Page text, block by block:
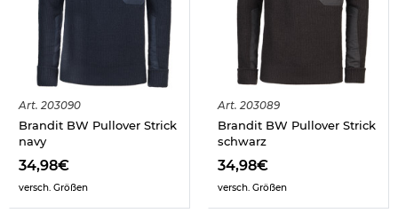
Art. 203090
Brandit BW Pullover Strick
navy
34,98€
versch. Größen
Art. 203089
Brandit BW Pullover Strick
schwarz
34,98€
versch. Größen